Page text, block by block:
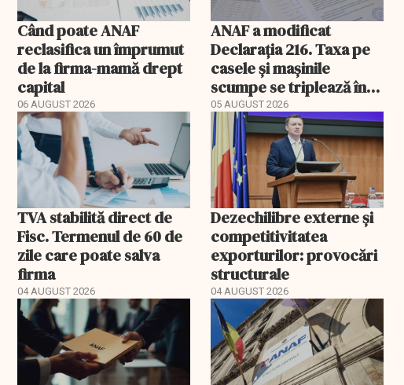
Când poate ANAF
reclasifica un împrumut
de la firma-mamă drept
capital
06 AUGUST 2026
ANAF a modificat
Declarația 216. Taxa pe
casele și mașinile
scumpe se triplează în
2026
05 AUGUST 2026
TVA stabilită direct de
Fisc. Termenul de 60 de
zile care poate salva
firma
04 AUGUST 2026
Dezechilibre externe și
competitivitatea
exporturilor: provocări
structurale
04 AUGUST 2026